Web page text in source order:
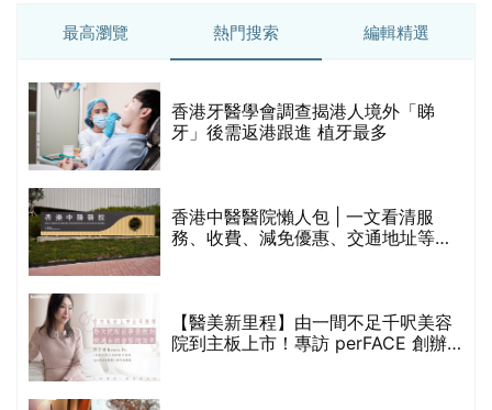
最高瀏覽 熱門搜索 編輯精選
香港牙醫學會調查揭港人境外「睇
牙」後需返港跟進 植牙最多
香港中醫醫院懶人包 | 一文看清服
務、收費、減免優惠、交通地址等
【醫美新里程】由一間不足千呎美容
院到主板上市！專訪 perFACE 創辦